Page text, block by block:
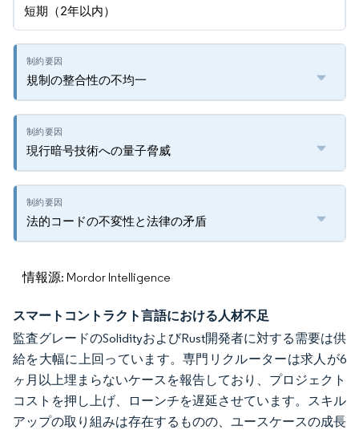
短期（2年以内）
規制の整合性の不均一
現行暗号技術への量子脅威
法的コードの不変性と法律の矛盾
情報源: Mordor Intelligence
スマートコントラクト言語における人材不足
監査グレードのSolidityおよびRust開発者に対する需要は供
給を大幅に上回っています。専門リクルーターは求人が6
ヶ月以上埋まらないケースを報告しており、プロジェクト
コストを押し上げ、ローンチを遅延させています。スキル
アップの取り組みは存在するものの、ユースケースの成長